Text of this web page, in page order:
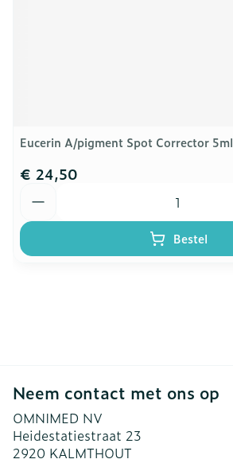
Eucerin A/pigment Spot Corrector 5ml
€ 24,50
Bestel
Neem contact met ons op
OMNIMED NV
Heidestatiestraat 23
2920 KALMTHOUT